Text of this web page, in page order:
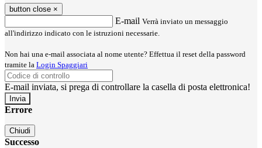
button close ×
E-mail Verrà inviato un messaggio
all'indirizzo indicato con le istruzioni necessarie.
Non hai una e-mail associata al nome utente? Effettua il reset della password
tramite la Login Spaggiari
E-mail inviata, si prega di controllare la casella di posta elettronica!
Errore
Chiudi
Successo